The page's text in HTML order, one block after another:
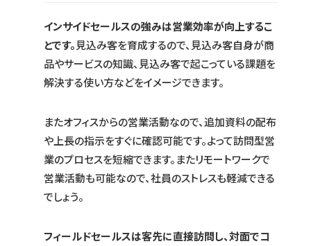
インサイドセールスの強みは営業効率が向上するこ
とです。見込み客を育成するので、見込み客自身が商
品やサービスの知識、見込み客で起こっている課題を
解決する使い方などをイメージできます。
またオフィスからの営業活動なので、追加資料の配布
や上長の指示をすぐに確認可能です。よって訪問型営
業のプロセスを短縮できます。またリモートワークで
営業活動も可能なので、社員のストレスも軽減できる
でしょう。
フィールドセールスは客先に直接訪問し、対面でコ